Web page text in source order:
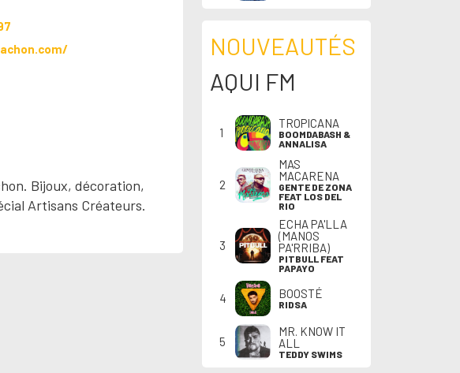
Bijoux, décoration,
Artisans Créateurs.
NOUVEAUTÉS
AQUI FM
1
TROPICANA
BOOMDABASH &
ANNALISA
2
MAS
MACARENA
GENTE DE ZONA
FEAT LOS DEL
RIO
3
ECHA PA'LLA
(MANOS
PA'RRIBA)
PITBULL FEAT
PAPAYO
4 BOOSTÉ
RIDSA
5
MR. KNOW IT
ALL
TEDDY SWIMS